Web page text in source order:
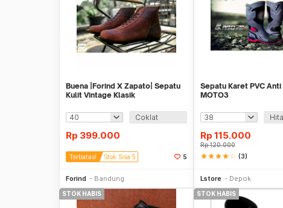
Buena |Forind X Zapato| Sepatu
Kulit Vintage Klasik
Coklat
Rp 399.000
Terbatas! Stok Sisa 5 5
Forind Bandung
Sepatu Karet PVC Anti
MOTO3
Rp 115.000
Rp120.000
starstarstarstarstar_border (3)
Lstore Depok
STOK HABIS STOK HABIS